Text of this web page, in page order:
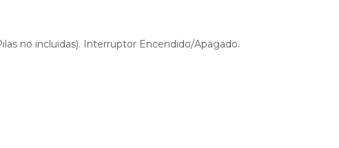
no incluidas). Interruptor Encendido/Apagado.